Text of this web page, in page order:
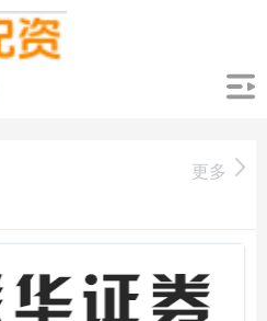
更多